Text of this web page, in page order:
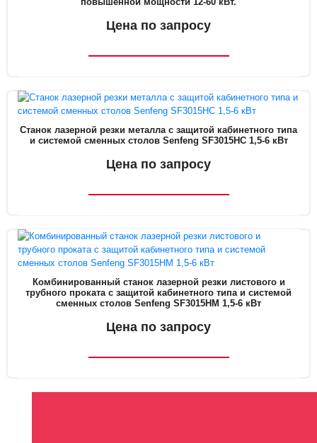
Цена по запросу
Станок лазерной резки металла с защитой кабинетного типа
и системой сменных столов Senfeng SF3015HC 1,5-6 кВт
Цена по запросу
Комбинированный станок лазерной резки листового и
трубного проката с защитой кабинетного типа и системой
сменных столов Senfeng SF3015HM 1,5-6 кВт
Цена по запросу